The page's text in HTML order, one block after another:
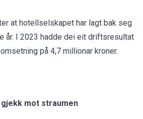
at hotellselskapet har lagt bak seg
år. I 2023 hadde dei eit driftsresultat
på 4,7 millionar kroner.
mot straumen